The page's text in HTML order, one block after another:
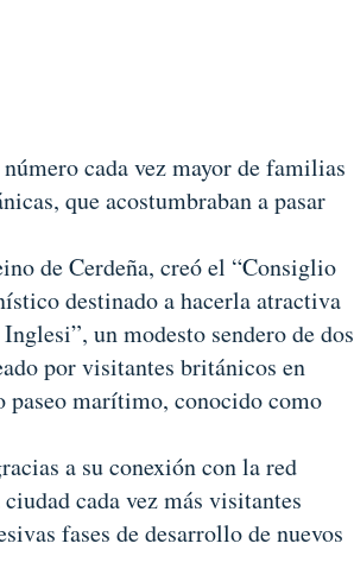
cada vez mayor de familias
que acostumbraban a pasar
de Cerdeña, creó el “Consiglio
destinado a hacerla atractiva
un modesto sendero de dos
por visitantes británicos en
paseo marítimo, conocido como
a su conexión con la red
cada vez más visitantes
fases de desarrollo de nuevos